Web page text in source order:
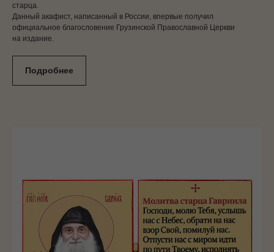
старца.
Данный акафист, написанный в России, впервые получил
официальное благословение Грузинской Православной Церкви
на издание.
Подробнее